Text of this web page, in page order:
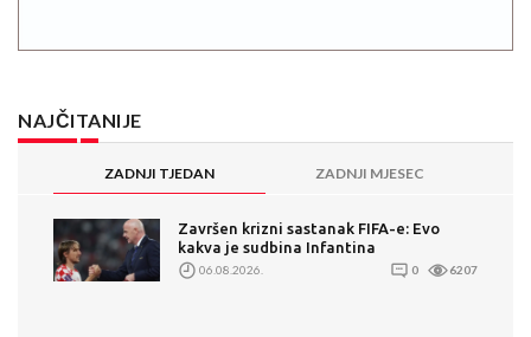
NAJČITANIJE
ZADNJI TJEDAN ZADNJI MJESEC
Završen krizni sastanak FIFA-e: Evo
kakva je sudbina Infantina
06.08.2026. 0 6207